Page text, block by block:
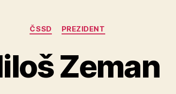
Rubriky
ČSSD PREZIDENT
Zeman